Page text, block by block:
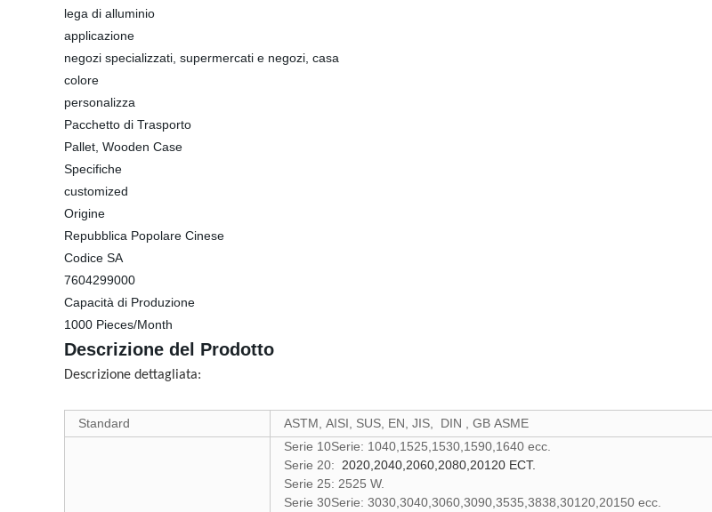
lega di alluminio
applicazione
negozi specializzati, supermercati e negozi, casa
colore
personalizza
Pacchetto di Trasporto
Pallet, Wooden Case
Specifiche
customized
Origine
Repubblica Popolare Cinese
Codice SA
7604299000
Capacità di Produzione
1000 Pieces/Month
Descrizione del Prodotto
Descrizione dettagliata:
Standard ASTM, AISI, SUS, EN, JIS, DIN , GB ASME
Serie 10Serie: 1040,1525,1530,1590,1640 ecc.
Serie 20:
2020,2040,2060,2080,20120 ECT.
Serie 25: 2525 W.
Serie 30Serie: 3030,3040,3060,3090,3535,3838,30120,20150 ecc.